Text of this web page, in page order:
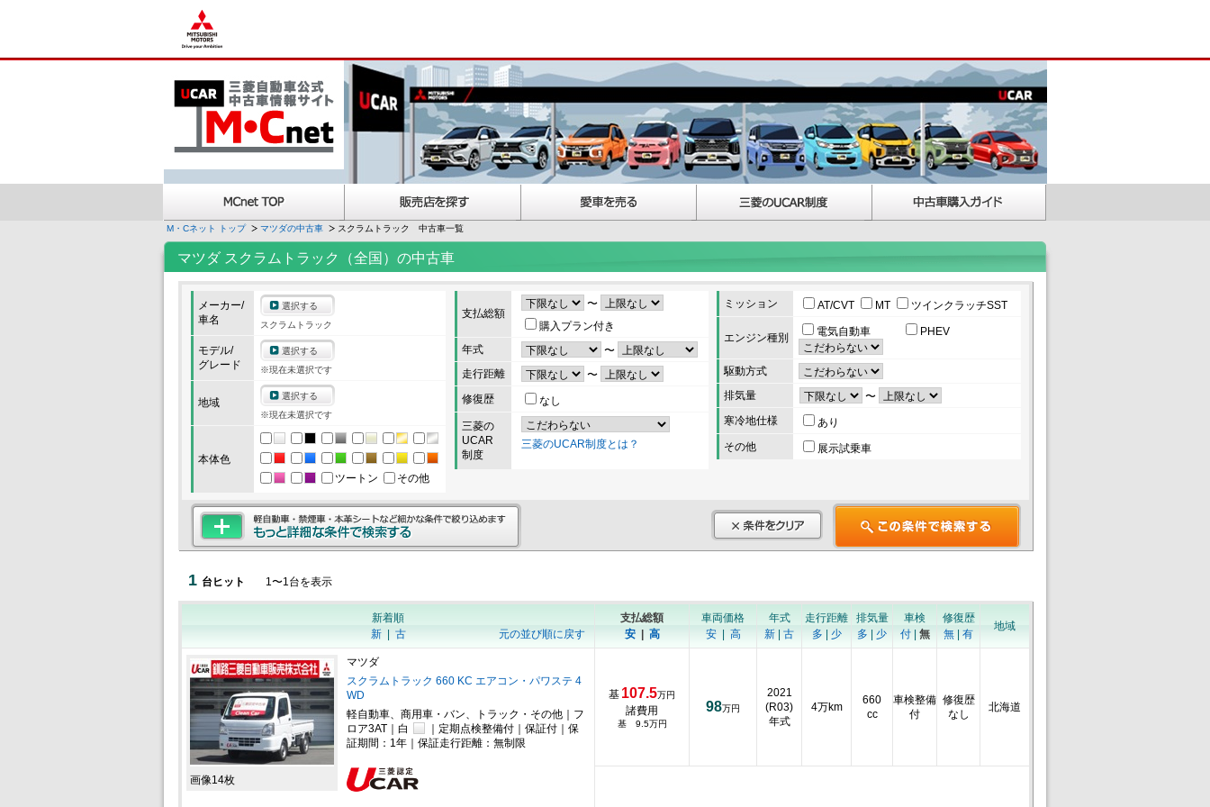
M・Cネット トップ マツダの中古車 スクラムトラック 中古車一覧
マツダ スクラムトラック（全国）の中古車
メーカー/
車名
選択する
スクラムトラック
モデル/
グレード
選択する
※現在未選択です
地域
選択する
※現在未選択です
本体色
ツートン
その他
支払総額
〜
購入プラン付き
年式
〜
走行距離
〜
修復歴
なし
三菱の
UCAR
制度
三菱のUCAR制度とは？
ミッション AT/CVT MT ツインクラッチSST
エンジン種別 電気自動車 PHEV
駆動方式
排気量
〜
寒冷地仕様
あり
その他
展示試乗車
1 台ヒット 1〜1台を表示
新着順
新| 古 元の並び順に戻す
支払総額
安| 高
車両価格
安| 高
年式
新
古
走行距離
多
少
排気量
多
少
車検
付| 無
修復歴
無
有
地域
画像14枚
マツダ
スクラムトラック 660 KC エアコン・パワステ 4
WD
軽自動車、商用車・バン、トラック・その他｜フ
ロア3AT｜白
｜定期点検整備付｜保証付｜保
証期間：1年｜保証走行距離：無制限
基 107.5万円
諸費用
基 9.5万円
98万円
2021
(R03)
年式
4万km
660
cc
車検整備
付
修復歴
なし
北海道